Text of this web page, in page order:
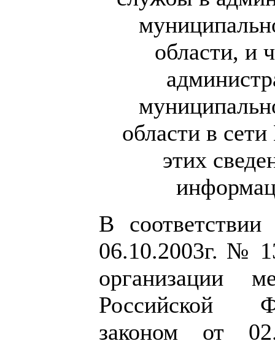
области, и
области в
этих
В
06.10.2003г. №
организации
Российской
законом от